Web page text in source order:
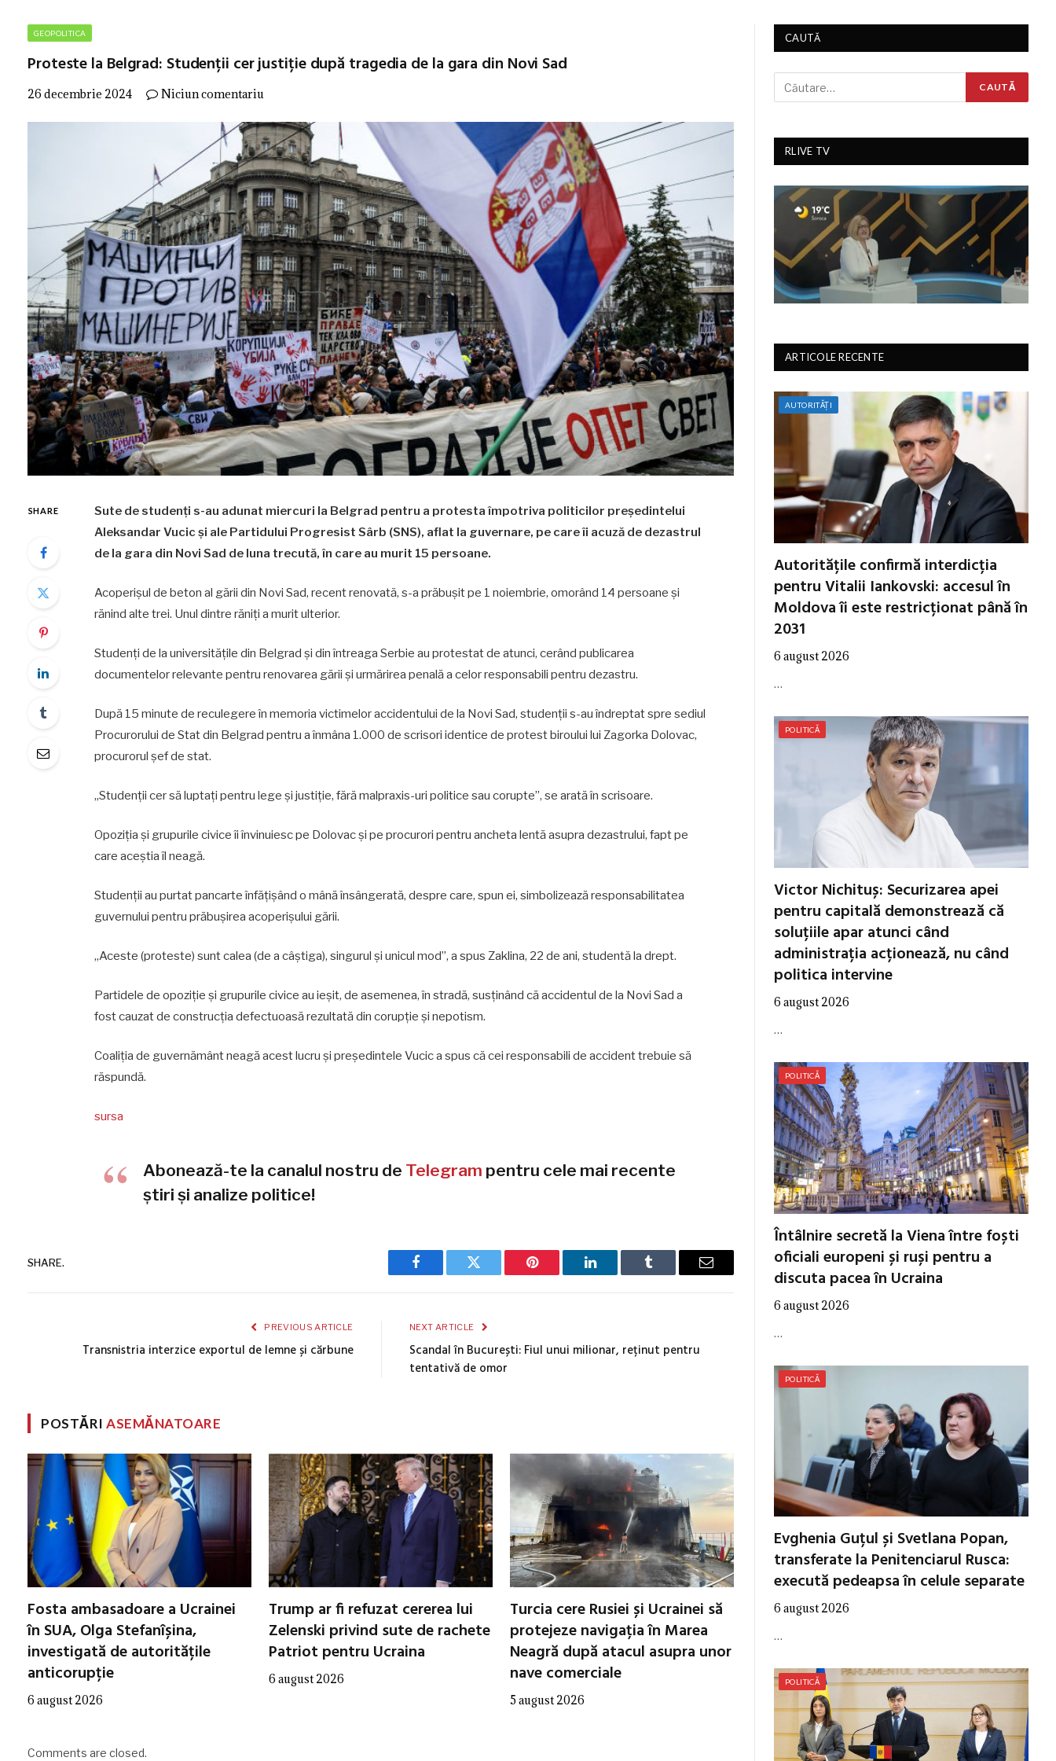
GEOPOLITICA
Proteste la Belgrad: Studenții cer justiție după tragedia de la gara din Novi Sad
26 decembrie 2024 Niciun comentariu
SHARE
Sute de studenți s-au adunat miercuri la Belgrad pentru a protesta împotriva politicilor președintelui
Aleksandar Vucic și ale Partidului Progresist Sârb (SNS), aflat la guvernare, pe care îi acuză de dezastrul
de la gara din Novi Sad de luna trecută, în care au murit 15 persoane.
Acoperișul de beton al gării din Novi Sad, recent renovată, s-a prăbușit pe 1 noiembrie, omorând 14 persoane și
rănind alte trei. Unul dintre răniți a murit ulterior.
Studenți de la universitățile din Belgrad și din întreaga Serbie au protestat de atunci, cerând publicarea
documentelor relevante pentru renovarea gării și urmărirea penală a celor responsabili pentru dezastru.
După 15 minute de reculegere în memoria victimelor accidentului de la Novi Sad, studenții s-au îndreptat spre sediul
Procurorului de Stat din Belgrad pentru a înmâna 1.000 de scrisori identice de protest biroului lui Zagorka Dolovac,
procurorul șef de stat.
„Studenții cer să luptați pentru lege și justiție, fără malpraxis-uri politice sau corupte”, se arată în scrisoare.
Opoziția și grupurile civice îi învinuiesc pe Dolovac și pe procurori pentru ancheta lentă asupra dezastrului, fapt pe
care aceștia îl neagă.
Studenții au purtat pancarte înfățișând o mână însângerată, despre care, spun ei, simbolizează responsabilitatea
guvernului pentru prăbușirea acoperișului gării.
„Aceste (proteste) sunt calea (de a câștiga), singurul și unicul mod”, a spus Zaklina, 22 de ani, studentă la drept.
Partidele de opoziție și grupurile civice au ieșit, de asemenea, în stradă, susținând că accidentul de la Novi Sad a
fost cauzat de construcția defectuoasă rezultată din corupție și nepotism.
Coaliția de guvernământ neagă acest lucru și președintele Vucic a spus că cei responsabili de accident trebuie să
răspundă.
sursa
Abonează-te la canalul nostru de Telegram pentru cele mai recente
știri și analize politice!
SHARE.
Facebook Twitter Pinterest LinkedIn Tumblr Email
PREVIOUS ARTICLE
Transnistria interzice exportul de lemne și cărbune
NEXT ARTICLE
Scandal în București: Fiul unui milionar, reținut pentru
tentativă de omor
POSTĂRIASEMĂNATOARE
Fosta ambasadoare a Ucrainei
în SUA, Olga Stefanîșina,
investigată de autoritățile
anticorupție
6 august 2026
Trump ar fi refuzat cererea lui
Zelenski privind sute de rachete
Patriot pentru Ucraina
6 august 2026
Turcia cere Rusiei și Ucrainei să
protejeze navigația în Marea
Neagră după atacul asupra unor
nave comerciale
5 august 2026
Comments are closed.
CAUTĂ
RLIVE TV
ARTICOLE RECENTE
AUTORITĂȚI
Autoritățile confirmă interdicția
pentru Vitalii Iankovski: accesul în
Moldova îi este restricționat până în
2031
6 august 2026
…
POLITICĂ
Victor Nichituș: Securizarea apei
pentru capitală demonstrează că
soluțiile apar atunci când
administrația acționează, nu când
politica intervine
6 august 2026
…
POLITICĂ
Întâlnire secretă la Viena între foști
oficiali europeni și ruși pentru a
discuta pacea în Ucraina
6 august 2026
…
POLITICĂ
Evghenia Guțul și Svetlana Popan,
transferate la Penitenciarul Rusca:
execută pedeapsa în celule separate
6 august 2026
…
POLITICĂ